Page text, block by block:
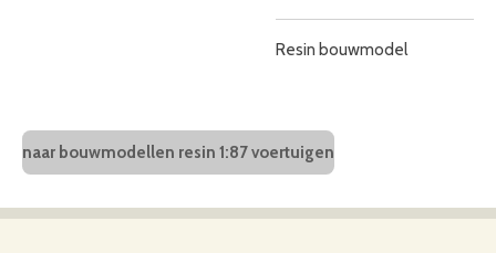
Resin bouwmodel
naar bouwmodellen resin 1:87 voertuigen